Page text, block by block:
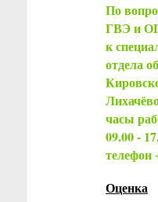
По
ГВЭ и
к
отдела
часы
09.00 -
телефон
Оценка